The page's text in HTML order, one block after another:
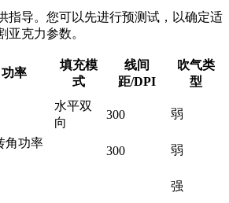
指导。您可以先进行预测试，以确定适
亚克力参数。
功率
填充模
式
线间
距/DPI
吹气类
型
水平双
向
300 弱
角功率
300 弱
强